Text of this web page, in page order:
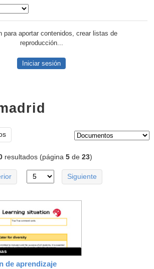
para aportar contenidos, crear listas de
reproducción...
Iniciar sesión
resultados (página5 de23)
Siguiente
de aprendizaje